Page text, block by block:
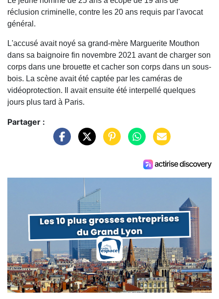
réclusion criminelle, contre les 20 ans requis par l'avocat
général.
L'accusé avait noyé sa grand-mère Marguerite Mouthon
dans sa baignoire fin novembre 2021 avant de charger son
corps dans une brouette et cacher son corps dans un sous-
bois. La scène avait été captée par les caméras de
vidéoprotection. Il avait ensuite été interpellé quelques
jours plus tard à Paris.
Partager :